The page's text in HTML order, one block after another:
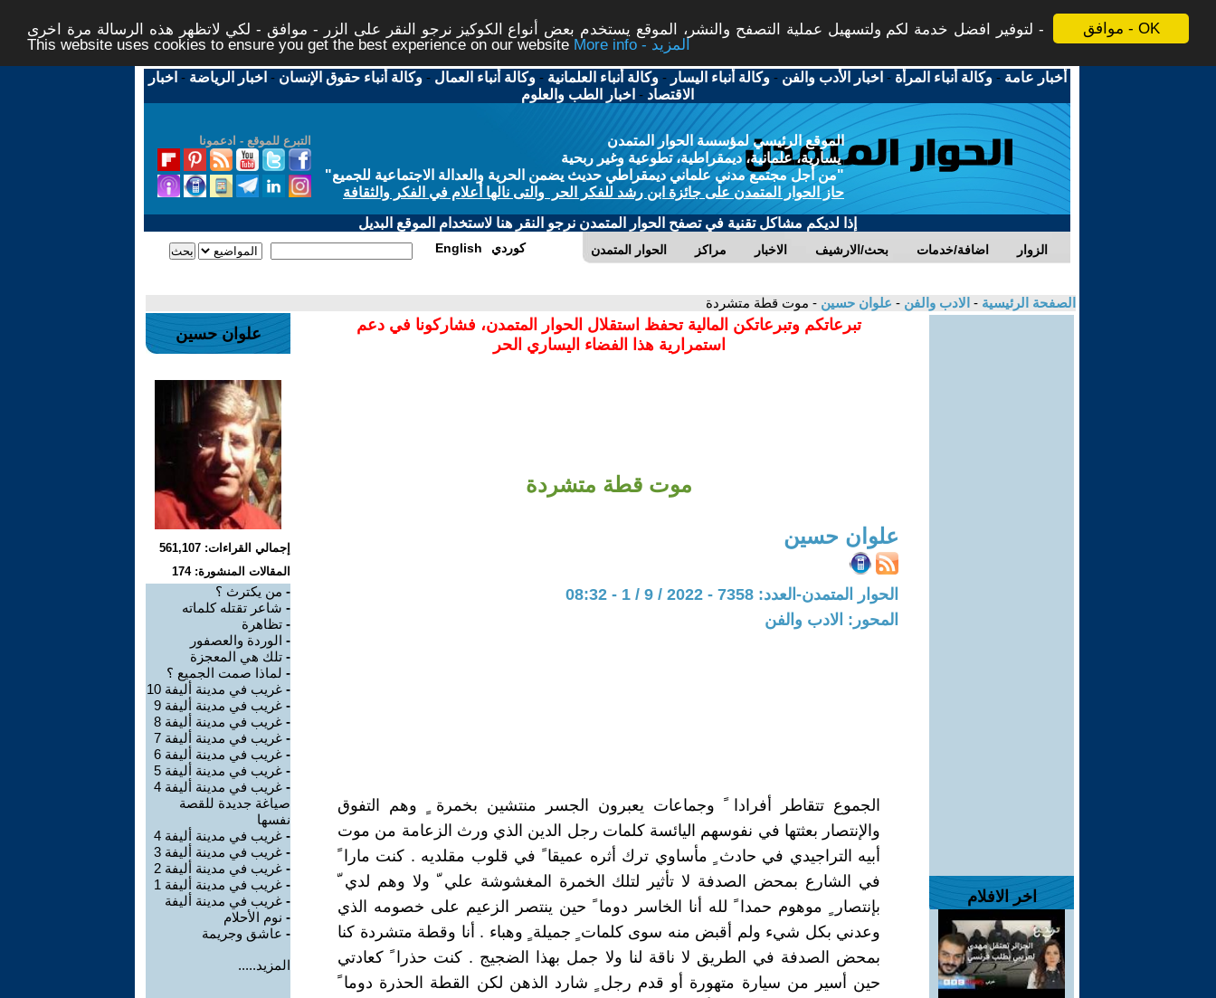
موافق - OK
لتوفير افضل خدمة لكم ولتسهيل عملية التصفح والنشر، الموقع يستخدم بعض أنواع الكوكيز نرجو النقر على الزر - موافق - لكي لاتظهر هذه الرسالة مرة اخرى -
This website uses cookies to ensure you get the best experience on our website
More info - المزيد
أخبار عامة -وكالة أنباء المرأة - اخبار الأدب والفن -وكالة أنباء اليسار -وكالة أنباء العلمانية -وكالة أنباء العمال -وكالة أنباء حقوق الإنسان - اخبار الرياضة - اخبار
الاقتصاد - اخبار الطب والعلوم
التبرع للموقع - ادعمونا
الموقع الرئيسي لمؤسسة الحوار المتمدن
يسارية، علمانية، ديمقراطية، تطوعية وغير ربحية
"من أجل مجتمع مدني علماني ديمقراطي حديث يضمن الحرية والعدالة الاجتماعية للجميع"
حاز الحوار المتمدن على جائزة ابن رشد للفكر الحر والتى نالها أعلام في الفكر والثقافة
إذا لديكم مشاكل تقنية في تصفح الحوار المتمدن نرجو النقر هنا لاستخدام الموقع البديل
الحوار المتمدن مراكز الاخبار بحث/الارشيف اضافة/خدمات الزوار English كوردي
الصفحة الرئيسية - الادب والفن - علوان حسين - موت قطة متشردة
اخر الافلام
تبرعاتكم وتبرعاتكن المالية تحفظ استقلال الحوار المتمدن، فشاركونا في دعم
استمرارية هذا الفضاء اليساري الحر
موت قطة متشردة
علوان حسين
الحوار المتمدن-العدد: 7358 - 2022 / 9 / 1 - 08:32
المحور: الادب والفن
الجموع تتقاطر أفرادا ً وجماعات يعبرون الجسر منتشين بخمرة ٍ وهم التفوق
والإنتصار بعثتها في نفوسهم اليائسة كلمات رجل الدين الذي ورث الزعامة من موت
أبيه التراجيدي في حادث ٍ مأساوي ترك أثره عميقا ً في قلوب مقلديه . كنت مارا ً
في الشارع بمحض الصدفة لا تأثير لتلك الخمرة المغشوشة علي ّ ولا وهم لدي ّ
بإنتصار ٍ موهوم حمدا ً لله أنا الخاسر دوما ً حين ينتصر الزعيم على خصومه الذي
وعدني بكل شيء ولم أقبض منه سوى كلمات ٍ جميلة ٍ وهباء . أنا وقطة متشردة كنا
بمحض الصدفة في الطريق لا ناقة لنا ولا جمل بهذا الضجيج . كنت حذرا ً كعادتي
حين أسير من سيارة متهورة أو قدم رجل ٍ شارد الذهن لكن القطة الحذرة دوما ً
علوان حسين
إجمالي القراءات: 561,107
المقالات المنشورة: 174
- من يكترث ؟
- شاعر تقتله كلماته
- تظاهرة
- الوردة والعصفور
- تلك هي المعجزة
- لماذا صمت الجميع ؟
- غريب في مدينة أليفة 10
- غريب في مدينة أليفة 9
- غريب في مدينة أليفة 8
- غريب في مدينة أليفة 7
- غريب في مدينة أليفة 6
- غريب في مدينة أليفة 5
-
غريب في مدينة أليفة 4
صياغة جديدة للقصة
نفسها
- غريب في مدينة أليفة 4
- غريب في مدينة أليفة 3
- غريب في مدينة أليفة 2
- غريب في مدينة أليفة 1
- غريب في مدينة أليفة
- نوم الأحلام
- عاشق وجريمة
المزيد.....